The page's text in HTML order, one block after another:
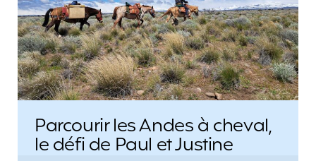
Parcourir les Andes à cheval,
le défi de Paul et Justine